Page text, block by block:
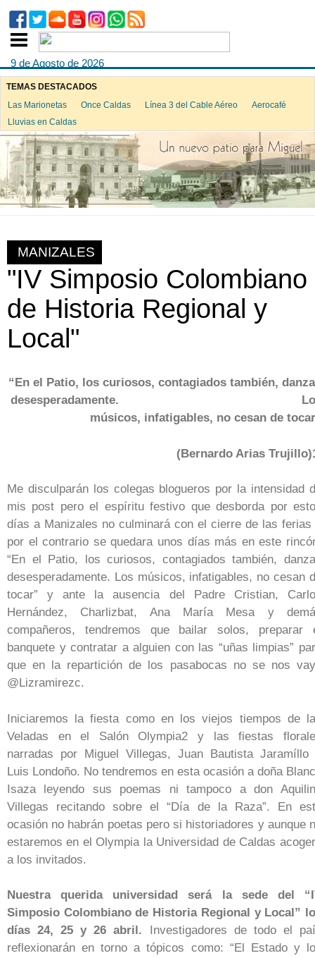
9 de Agosto de 2026
TEMAS DESTACADOS
Las Marionetas
Once Caldas Línea 3 del Cable Aéreo
Aerocafé
Lluvias en Caldas
MANIZALES
"IV Simposio Colombiano
de Historia Regional y
Local"
“En el Patio, los curiosos, contagiados también,
desesperadamente.
músicos, infatigables, no cesan de
(Bernardo Arias Trujillo)
Me disculparán los colegas blogueros por la intensidad
mis post pero el espíritu festivo que desborda por
días a Manizales no culminará con el cierre de las ferias
por el contrario se quedara unos días más en este
“En el Patio, los curiosos, contagiados también,
desesperadamente. Los músicos, infatigables, no cesan
tocar” y ante la ausencia del Padre Cristian,
Hernández, Charlizbat, Ana María Mesa y
compañeros, tendremos que bailar solos, preparar
banquete y contratar a alguien con las “uñas limpias”
que en la repartición de los pasabocas no se nos
@Lizramirezc.
Iniciaremos la fiesta como en los viejos tiempos de
Veladas en el Salón Olympia2 y las fiestas
narradas por Miguel Villegas, Juan Bautista Jaramíllo
Luis Londoño. No tendremos en esta ocasión a doña
Isaza leyendo sus poemas ni tampoco a don
Villegas recitando sobre el “Día de la Raza”. En
ocasión no habrán poetas pero si historiadores y aunque
estaremos en el Olympia la Universidad de Caldas
a los invitados.
Nuestra querida universidad será la sede del
Simposio Colombiano de Historia Regional y Local”
días 24, 25 y 26 abril. Investigadores de todo el
reflexionarán en torno a tópicos como: “El Estado y